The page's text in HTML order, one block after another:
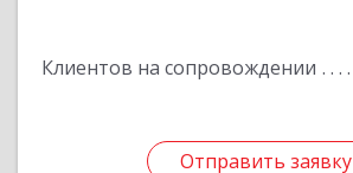
Клиентов на сопровождении
Отправить заявку
Отправить заявку